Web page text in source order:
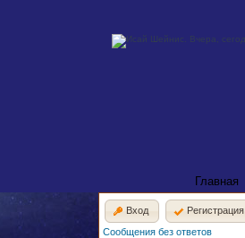
Главная
Вход
Регистрация
Сообщения без ответов